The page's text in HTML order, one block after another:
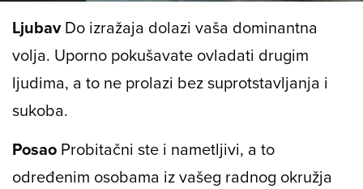
LjubavDo izražaja dolazi vaša dominantna
volja. Uporno pokušavate ovladati drugim
ljudima, a to ne prolazi bez suprotstavljanja i
sukoba.
Posao Probitačni ste i nametljivi, a to
određenim osobama iz vašeg radnog okružja